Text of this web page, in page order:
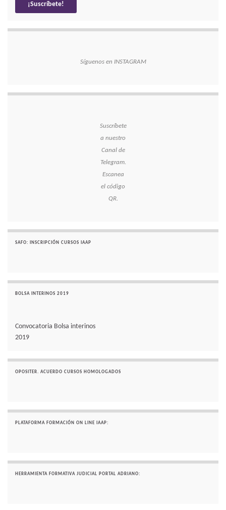
Síguenos en INSTAGRAM
Suscríbete
a nuestro
Canal de
Telegram.
Escanea
el código
QR.
SAFO: INSCRIPCIÓN CURSOS IAAP
BOLSA INTERINOS 2019
Convocatoria Bolsa interinos
2019
OPOSITER. ACUERDO CURSOS HOMOLOGADOS
PLATAFORMA FORMACIÓN ON LINE IAAP:
HERRAMIENTA FORMATIVA JUDICIAL PORTAL ADRIANO: